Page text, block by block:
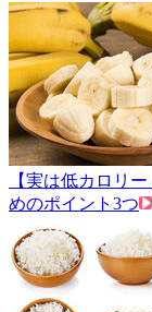
【実は低カロリ
めのポイント3つ